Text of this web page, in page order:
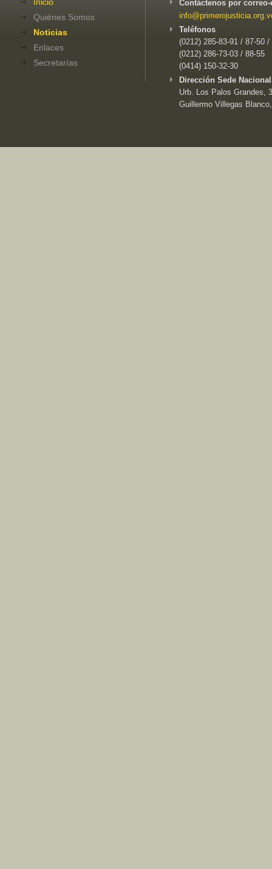
Quiénes Somos
Noticias
Enlaces
Secretarías
Contáctenos por
Teléfonos
(0212) 285-83-91 / 87-50 /
(0212) 286-73-03 / 88-55
(0414) 150-32-30
Dirección Sede
Urb. Los Palos Grandes,
Guillermo Villegas